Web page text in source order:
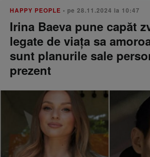
HAPPY PEOPLE • pe 28.11.2024 la 10:47
Irina Baeva pune capăt
legate de viața sa
sunt planurile sale
prezent